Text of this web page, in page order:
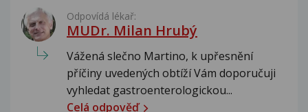
Odpovídá lékař:
MUDr. Milan Hrubý
Vážená slečno Martino, k upřesnění
příčiny uvedených obtíží Vám doporučuji
vyhledat gastroenterologickou...
Celá odpověď